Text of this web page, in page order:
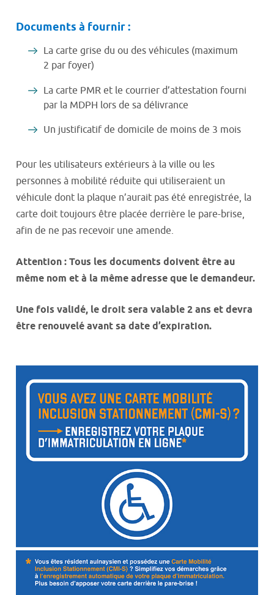
Documents à fournir :
La carte grise du ou des véhicules (maximum
2 par foyer)
La carte PMR et le courrier d’attestation fourni
par la MDPH lors de sa délivrance
Un justificatif de domicile de moins de 3 mois
Pour les utilisateurs extérieurs à la ville ou les
personnes à mobilité réduite qui utiliseraient un
véhicule dont la plaque n’aurait pas été enregistrée, la
carte doit toujours être placée derrière le pare-brise,
afin de ne pas recevoir une amende.
Attention : Tous les documents doivent être au
même nom et à la même adresse que le demandeur.
Une fois validé, le droit sera valable 2 ans et devra
être renouvelé avant sa date d’expiration.